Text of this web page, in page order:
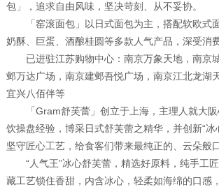
包」，追求自由风味，坚决苛刻、从不妥协。
「窑滚面包」以日式面包为主，搭配软欧式
奶酥、巨蛋、酒酿桂圆等多款人气产品，深受消
已进驻江苏购物中心：南京万象天地，南京
邺万达广场，南京建邺吾悦广场，南京江北龙湖
宜兴八佰伴等
「Gram舒芙蕾」创立于上海，主理人就大阪
饮操盘经验，博采日式舒芙蕾之精华，并创新“冰
坚守匠心工艺，给食客们带来最纯正的、云朵般
“人气王”冰心舒芙蕾，精选好原料，纯手工
藏工艺锁住香甜，内含冰心，轻柔如海绵的口感